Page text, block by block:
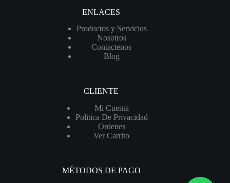
ENLACES
Productos y Servicios
Nosotros
Contactenos
Blog
CLIENTE
Mi Cuenta
Politica De Privacidad
Ordenes
Ver Carrito
MÉTODOS DE PAGO